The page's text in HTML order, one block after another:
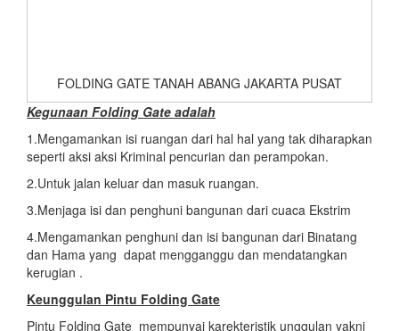
FOLDING GATE TANAH ABANG JAKARTA PUSAT
Kegunaan Folding Gate adalah
1.Mengamankan isi ruangan dari hal hal yang tak diharapkan
seperti aksi aksi Kriminal pencurian dan perampokan.
2.Untuk jalan keluar dan masuk ruangan.
3.Menjaga isi dan penghuni bangunan dari cuaca Ekstrim
4.Mengamankan penghuni dan isi bangunan dari Binatang
dan Hama yang dapat mengganggu dan mendatangkan
kerugian .
Keunggulan Pintu Folding Gate
Pintu Folding Gate mempunyai karekteristik unggulan yakni